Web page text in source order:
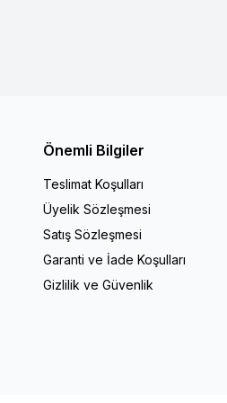
Önemli Bilgiler
Teslimat Koşulları
Üyelik Sözleşmesi
Satış Sözleşmesi
Garanti ve İade Koşulları
Gizlilik ve Güvenlik